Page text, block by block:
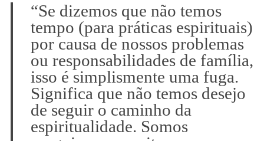
“Se dizemos que não temos
tempo (para práticas espirituais)
por causa de nossos problemas
ou responsabilidades de família,
isso é simplismente uma fuga.
Significa que não temos desejo
de seguir o caminho da
espiritualidade. Somos